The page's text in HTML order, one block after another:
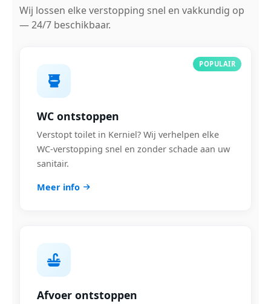
Wij lossen elke verstopping snel en vakkundig op
— 24/7 beschikbaar.
POPULAIR
WC ontstoppen
Verstopt toilet in Kerniel? Wij verhelpen elke
WC-verstopping snel en zonder schade aan uw
sanitair.
Meer info
Afvoer ontstoppen